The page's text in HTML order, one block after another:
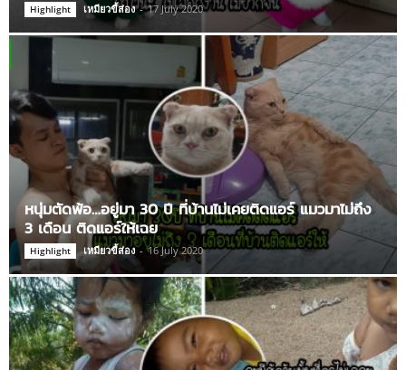
Highlight เหมียวขี้ส่อง - 17 July 2020
หนุ่มตัดพ้อ…อยู่มา 30 ปี ที่บ้านไม่เคยติดแอร์ แมวมาไม่ถึง
3 เดือน ติดแอร์ให้เฉย
Highlight เหมียวขี้ส่อง - 16 July 2020